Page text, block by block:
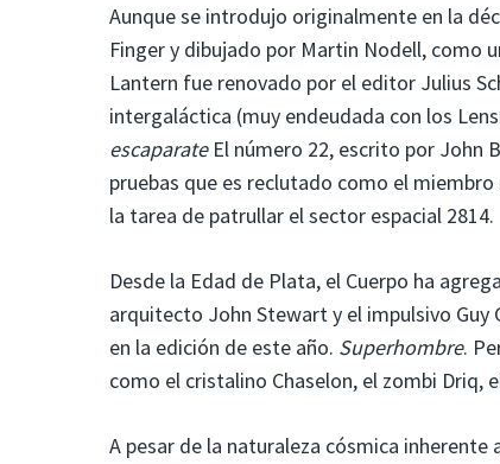
Aunque se introdujo originalmente en la
Finger y dibujado por Martin Nodell, como
Lantern fue renovado por el editor Julius
intergaláctica (muy endeudada con los
escaparateEl número 22, escrito por John
pruebas que es reclutado como el
la tarea de patrullar el sector espacial 2814.
Desde la Edad de Plata, el Cuerpo ha
arquitecto John Stewart y el impulsivo Guy
en la edición de este año. Superhombre.
como el cristalino Chaselon, el zombi Driq,
A pesar de la naturaleza cósmica